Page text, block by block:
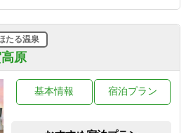
原
たる温泉
基本情報 宿泊プラン